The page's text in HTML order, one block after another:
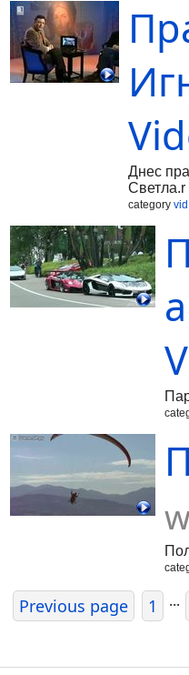
Днес
category vid
Previous page 1 ...